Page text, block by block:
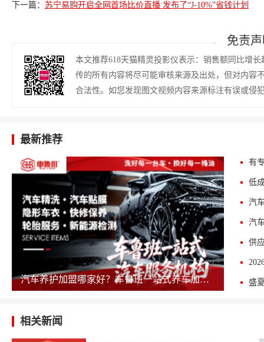
下一篇： 苏宁易购开启全网首场比价直播 发布了“J-10%”省钱计划
免责
本文推荐618天猫精灵投影仪表示：销售额同比增
传的所有内容将尽可能审核来源及出处，但对内容
合法性。如您发现图文视频内容来源标注有误或侵
最新推荐
汽车养护加盟哪家好？车鲁班一站式养车加盟值得考察 盛
相关新闻